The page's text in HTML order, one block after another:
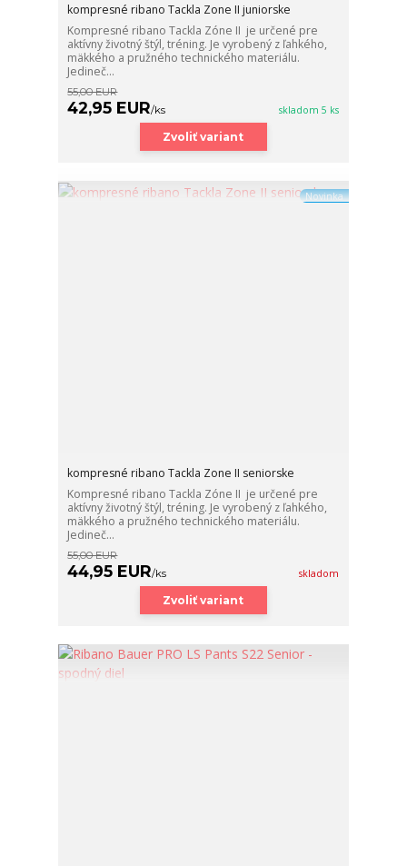
kompresné ribano Tackla Zone II juniorske
Kompresné ribano Tackla Zóne II je určené pre
aktívny životný štýl, tréning. Je vyrobený z ľahkého,
mäkkého a pružného technického materiálu.
Jedineč...
55,00 EUR
42,95 EUR/ks skladom 5 ks
Zvoliť variant
Novinka
kompresné ribano Tackla Zone II seniorske
Kompresné ribano Tackla Zóne II je určené pre
aktívny životný štýl, tréning. Je vyrobený z ľahkého,
mäkkého a pružného technického materiálu.
Jedineč...
55,00 EUR
44,95 EUR/ks skladom
Zvoliť variant